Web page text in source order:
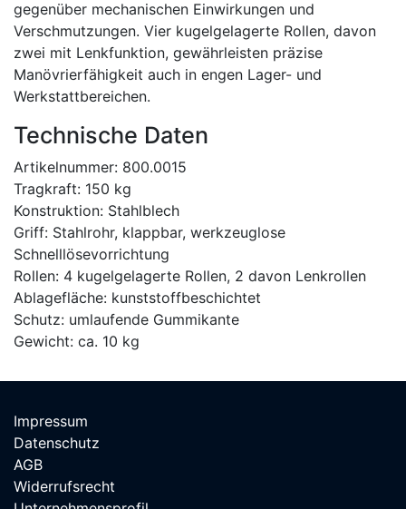
gegenüber mechanischen Einwirkungen und
Verschmutzungen. Vier kugelgelagerte Rollen, davon
zwei mit Lenkfunktion, gewährleisten präzise
Manövrierfähigkeit auch in engen Lager- und
Werkstattbereichen.
Technische Daten
Artikelnummer: 800.0015
Tragkraft: 150 kg
Konstruktion: Stahlblech
Griff: Stahlrohr, klappbar, werkzeuglose
Schnelllösevorrichtung
Rollen: 4 kugelgelagerte Rollen, 2 davon Lenkrollen
Ablagefläche: kunststoffbeschichtet
Schutz: umlaufende Gummikante
Gewicht: ca. 10 kg
Impressum
Datenschutz
AGB
Widerrufsrecht